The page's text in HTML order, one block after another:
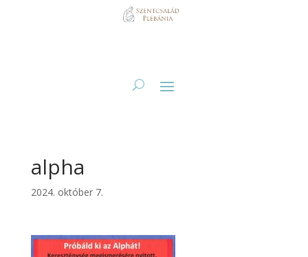
alpha
2024. október 7.